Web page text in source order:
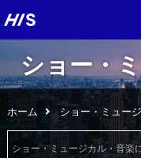
ショー・
ホーム ショー・ミュー